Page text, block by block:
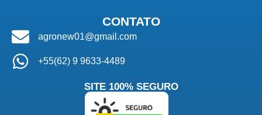
CONTATO
agronew01@gmail.com
+55(62) 9 9633-4489
SITE 100% SEGURO